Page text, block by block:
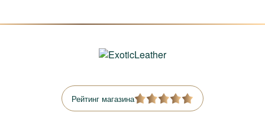
Рейтинг магазина